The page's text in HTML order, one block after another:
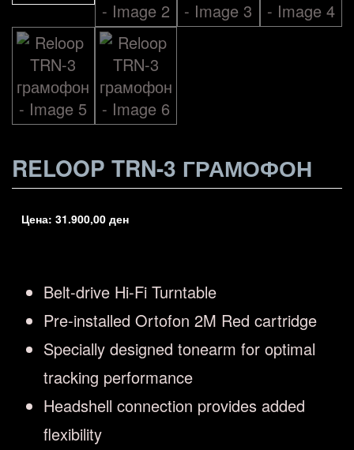
RELOOP TRN-3 ГРАМОФОН
Цена: 31.900,00 ден
Belt-drive Hi-Fi Turntable
Pre-installed Ortofon 2M Red cartridge
Specially designed tonearm for optimal
tracking performance
Headshell connection provides added
flexibility